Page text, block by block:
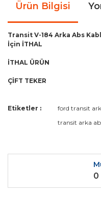
Ürün Bilgisi
Transit V-184 Arka Abs
İçin İTHAL
İTHAL ÜRÜN
ÇİFT TEKER
Bu ürüne
Bu ürünün fiyat bilgisi,
kullanarak tarafımıza
Ürün resmi kalitesiz,
Ürün açıklamasında
Ürün bilgilerinde
Etiketler :
ford transit
transit arka
0